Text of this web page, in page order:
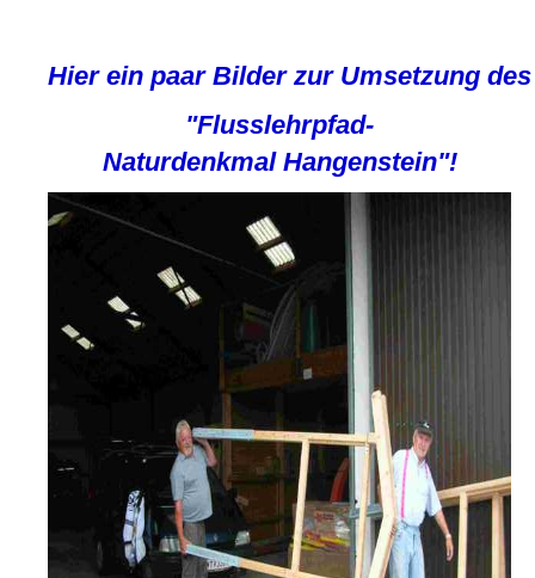
Hier ein paar Bilder zur Umsetzung
"Flusslehrpfad-
Naturdenkmal Hangenstein"!